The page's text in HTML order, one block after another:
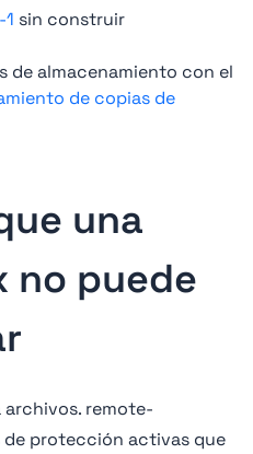
sin construir
de almacenamiento con el
de copias de
una
no puede
archivos. remote-
de protección activas que